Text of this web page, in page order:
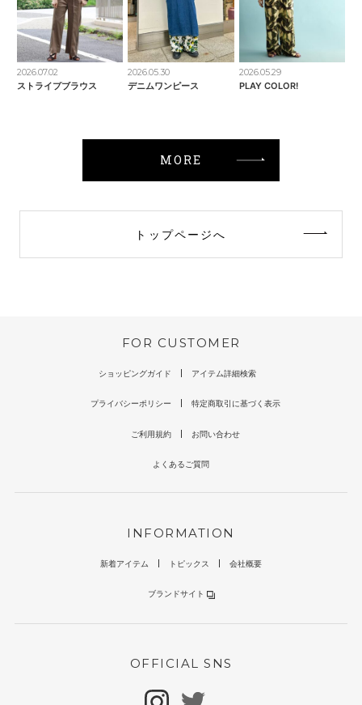
2026.07.02
ストライプブラウス
2026.05.30
デニムワンピース
2026.05.29
PLAY COLOR!
MORE
トップページへ
FOR CUSTOMER
ショッピングガイド アイテム詳細検索
プライバシーポリシー 特定商取引に基づく表示
ご利用規約 お問い合わせ
よくあるご質問
INFORMATION
新着アイテム トピックス 会社概要
ブランドサイト
OFFICIAL SNS